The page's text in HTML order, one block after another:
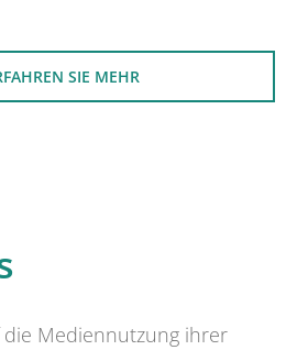
SIE MEHR
Mediennutzung ihrer